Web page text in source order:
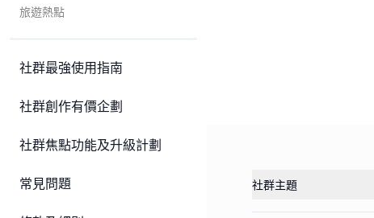
旅遊熱點
社群最強使用指南
社群創作有價企劃
社群焦點功能及升級計劃
常見問題 社群主題